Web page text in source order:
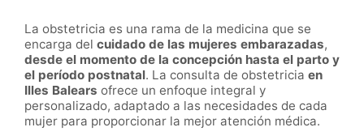
La obstetricia es una rama de la medicina que se
encarga del cuidado de las mujeres embarazadas,
desde el momento de la concepción hasta el parto y
el período postnatal. La consulta de obstetricia en
Illes Balears ofrece un enfoque integral y
personalizado, adaptado a las necesidades de cada
mujer para proporcionar la mejor atención médica.